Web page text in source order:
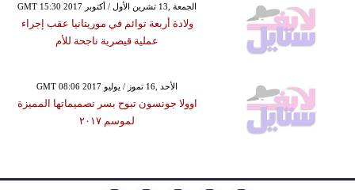
GMT 15:30 2017 الجمعة ,13 تشرين الأول / أكتوبر
ولادة أربعة توائم في موريتانيا عقب إجراء
عملية قيصرية ناجحة للأم
GMT 08:06 2017 الأحد ,16 تموز / يوليو
اوولا جونسون تبوح بسر تصميماتها المميزة
لموسم ٢٠١٧